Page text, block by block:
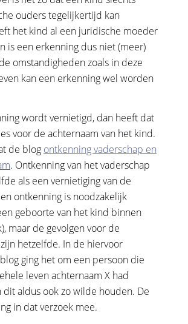
ouders tegelijkertijd kan
het kind al een juridische moeder
is een erkenning dus niet (meer)
omstandigheden zoals in deze
kan een erkenning wel worden
wordt vernietigd, dan heeft dat
voor de achternaam van het kind.
de blog ontkenning vaderschap en
. Ontkenning van het vaderschap
als een vernietiging van de
ontkenning is noodzakelijk
geboorte van het kind binnen
maar de gevolgen voor de
hetzelfde. In de hiervoor
ging het om een persoon die
leven achternaam X had
dit aldus ook zo wilde houden. De
in dat verzoek mee.